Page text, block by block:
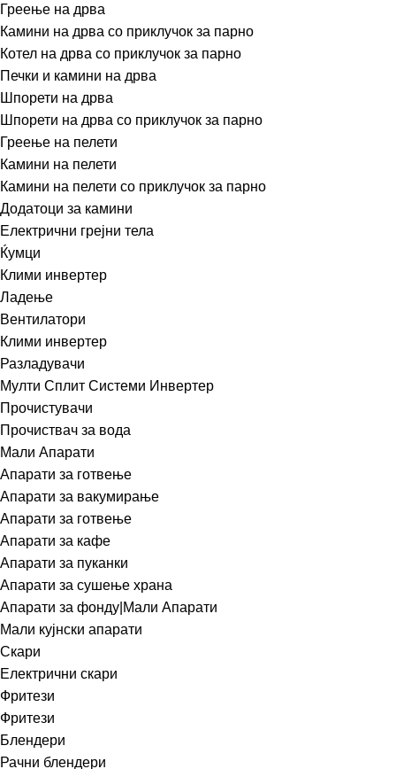
Греење на дрва
Камини на дрва со приклучок за парно
Котел на дрва со приклучок за парно
Печки и камини на дрва
Шпорети на дрва
Шпорети на дрва со приклучок за парно
Греење на пелети
Камини на пелети
Камини на пелети со приклучок за парно
Додатоци за камини
Електрични грејни тела
Ќумци
Клими инвертер
Ладење
Вентилатори
Клими инвертер
Разладувачи
Мулти Сплит Системи Инвертер
Прочистувачи
Прочиствач за вода
Мали Апарати
Апарати за готвење
Апарати за вакумирање
Апарати за готвење
Апарати за кафе
Апарати за пуканки
Апарати за сушење храна
Апарати за фонду|Мали Апарати
Мали кујнски апарати
Скари
Електрични скари
Фритези
Фритези
Блендери
Рачни блендери